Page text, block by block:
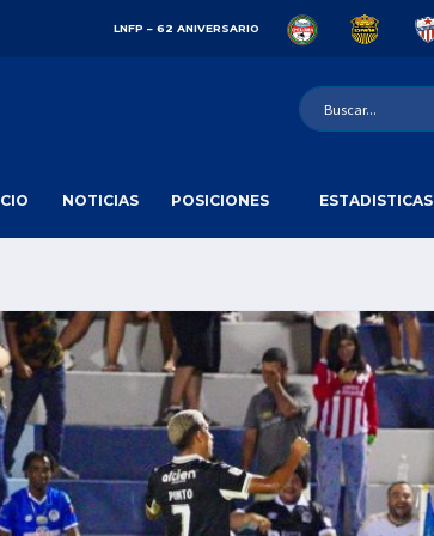
LNFP – 62 ANIVERSARIO
NOTICIAS POSICIONES ESTADISTICAS